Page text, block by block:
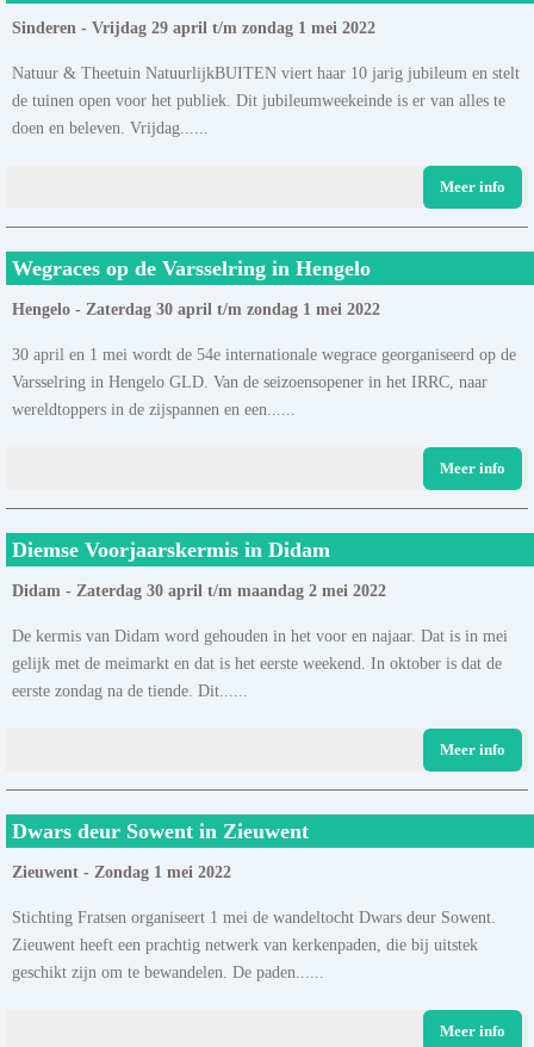
Sinderen - Vrijdag 29 april t/m zondag 1 mei 2022
Natuur & Theetuin NatuurlijkBUITEN viert haar 10 jarig jubileum en stelt
de tuinen open voor het publiek. Dit jubileumweekeinde is er van alles te
doen en beleven. Vrijdag......
Meer info
Wegraces op de Varsselring in Hengelo
Hengelo - Zaterdag 30 april t/m zondag 1 mei 2022
30 april en 1 mei wordt de 54e internationale wegrace georganiseerd op de
Varsselring in Hengelo GLD. Van de seizoensopener in het IRRC, naar
wereldtoppers in de zijspannen en een......
Meer info
Diemse Voorjaarskermis in Didam
Didam - Zaterdag 30 april t/m maandag 2 mei 2022
De kermis van Didam word gehouden in het voor en najaar. Dat is in mei
gelijk met de meimarkt en dat is het eerste weekend. In oktober is dat de
eerste zondag na de tiende. Dit......
Meer info
Dwars deur Sowent in Zieuwent
Zieuwent - Zondag 1 mei 2022
Stichting Fratsen organiseert 1 mei de wandeltocht Dwars deur Sowent.
Zieuwent heeft een prachtig netwerk van kerkenpaden, die bij uitstek
geschikt zijn om te bewandelen. De paden......
Meer info